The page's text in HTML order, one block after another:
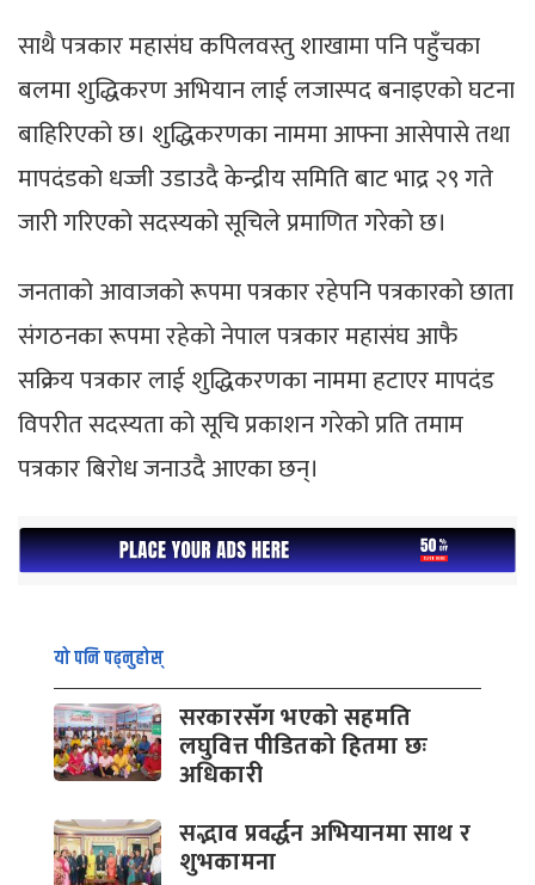
साथै पत्रकार महासंघ कपिलवस्तु शाखामा पनि पहुँचका
बलमा शुद्धिकरण अभियान लाई लजास्पद बनाइएको घटना
बाहिरिएको छ। शुद्धिकरणका नाममा आफ्ना आसेपासे तथा
मापदंडको धज्जी उडाउदै केन्द्रीय समिति बाट भाद्र २९ गते
जारी गरिएको सदस्यको सूचिले प्रमाणित गरेको छ।
जनताको आवाजको रूपमा पत्रकार रहेपनि पत्रकारको छाता
संगठनका रूपमा रहेको नेपाल पत्रकार महासंघ आफै
सक्रिय पत्रकार लाई शुद्धिकरणका नाममा हटाएर मापदंड
विपरीत सदस्यता को सूचि प्रकाशन गरेको प्रति तमाम
पत्रकार बिरोध जनाउदै आएका छन्।
यो पनि पढ्नुहोस्
सरकारसँग भएको सहमति
लघुवित्त पीडितको हितमा छः
अधिकारी
सद्भाव प्रवर्द्धन अभियानमा साथ र
शुभकामना